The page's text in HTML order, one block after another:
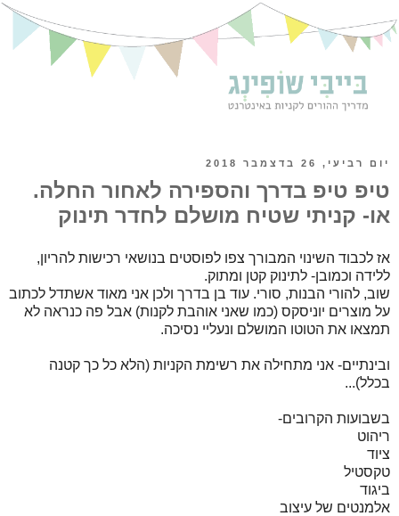
יום רביעי, 26 בדצמבר 2018
טיפ טיפ בדרך והספירה לאחור החלה.
או- קניתי שטיח מושלם לחדר תינוק
אז לכבוד השינוי המבורך צפו לפוסטים בנושאי רכישות להריון,
ללידה וכמובן- לתינוק קטן ומתוק.
שוב, להורי הבנות, סורי. עוד בן בדרך ולכן אני מאוד אשתדל לכתוב
על מוצרים יוניסקס (כמו שאני אוהבת לקנות) אבל פה כנראה לא
תמצאו את הטוטו המושלם ונעליי נסיכה.
ובינתיים- אני מתחילה את רשימת הקניות (הלא כל כך קטנה
בכלל)...
בשבועות הקרובים-
ריהוט
ציוד
טקסטיל
ביגוד
אלמנטים של עיצוב